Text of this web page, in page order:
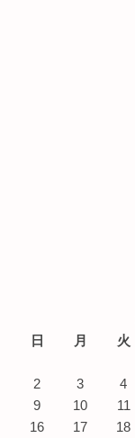
日
月 火
2
3 4
9
10 11
16
17 18